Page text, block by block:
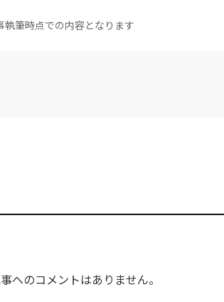
筆時点での内容となります
へのコメントはありません。